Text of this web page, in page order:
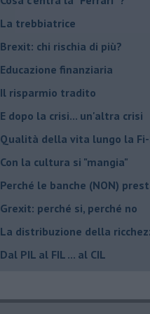
La trebbiatrice
Brexit: chi rischia di più?
Educazione finanziaria
Il risparmio tradito
E dopo la crisi... un'altra crisi
Qualità della vita lungo la
​Con la cultura si "mangia"
​Perché le banche (NON)
Grexit: perché si, perché no
La distribuzione della
Dal PIL al FIL ... al CIL